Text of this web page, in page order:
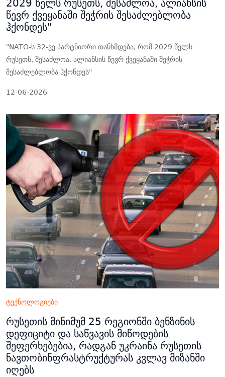
2029 წელს რუსეთს, შესაძლოა, ალიანსის
წევრ ქვეყანაში შეჭრის შესაძლებლობა
ჰქონდეს"
"NATO-ს 32-ვე პარტნიორი თანხმდება, რომ 2029 წელს
რუსეთს, შესაძლოა, ალიანსის წევრ ქვეყანაში შეჭრის
შესაძლებლობა ჰქონდეს"
12-06-2026
ტექნოლოგიები
რუსეთის მინიმუმ 25 რეგიონში ბენზინის
დეფიციტი და საწვავის მიწოდების
შეფერხებებია, რადგან უკრაინა რუსეთის
ნავთობინფრასტრუქტურას კვლავ მიზანში
იღებს